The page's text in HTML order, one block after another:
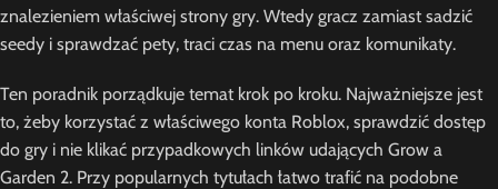
znalezieniem właściwej strony gry. Wtedy gracz zamiast sadzić
seedy i sprawdzać pety, traci czas na menu oraz komunikaty.
Ten poradnik porządkuje temat krok po kroku. Najważniejsze jest
to, żeby korzystać z właściwego konta Roblox, sprawdzić dostęp
do gry i nie klikać przypadkowych linków udających Grow a
Garden 2. Przy popularnych tytułach łatwo trafić na podobne